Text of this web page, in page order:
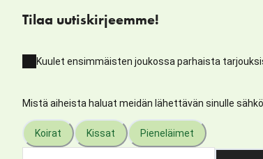
Tilaa uutiskirjeemme!
Kuulet ensimmäisten joukossa parhaista
Mistä aiheista haluat meidän lähettävän sinulle
Koirat Kissat Pieneläimet